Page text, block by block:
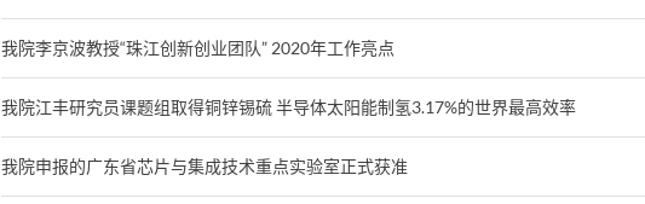
我院李京波教授“珠江创新创业团队” 2020年工作亮点
我院江丰研究员课题组取得铜锌锡硫 半导体太阳能制氢3.17%的世界最高效率
我院申报的广东省芯片与集成技术重点实验室正式获准